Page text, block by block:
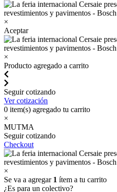
×
Aceptar
×
Producto agregado a carrito
Seguir cotizando
Ver cotización
0 item(s) agregado tu carrito
×
MUTMA
Seguir cotizando
Checkout
×
Se va a agregar 1 ítem a tu carrito
¿Es para un colectivo?